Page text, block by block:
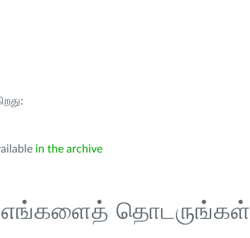
in the archive
எங்களைத் தொடருங்கள்